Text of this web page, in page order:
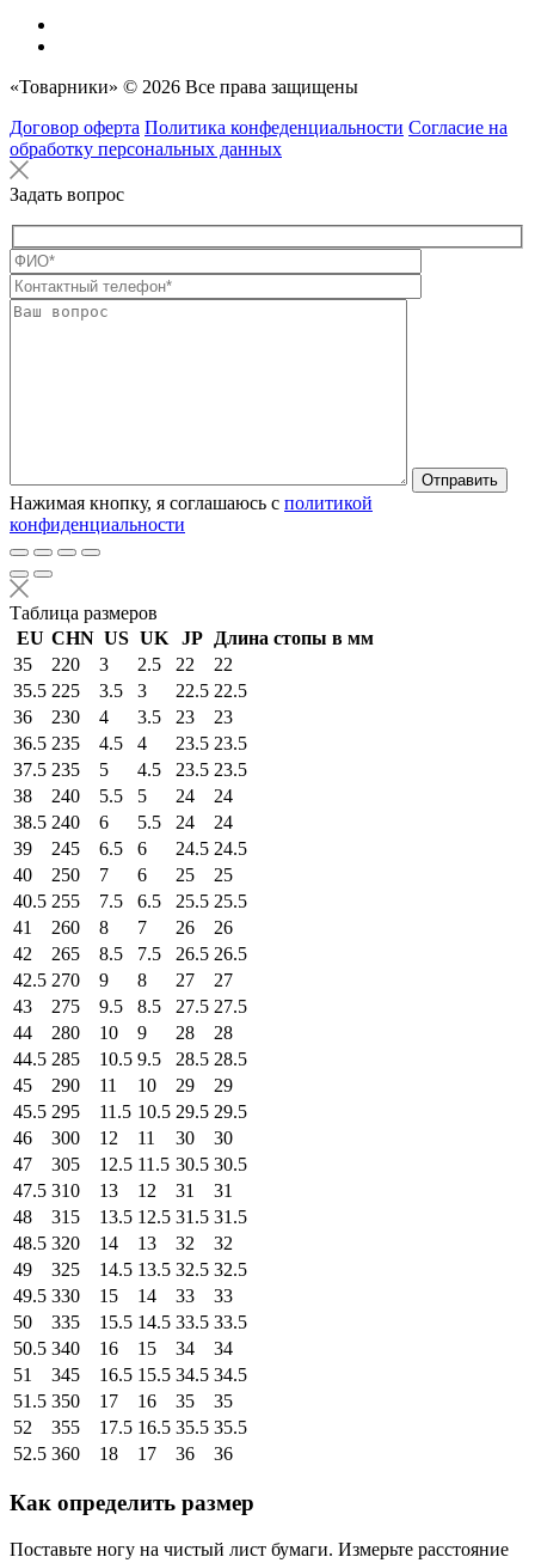
«Товарники» © 2026 Все права защищены
Договор оферта Политика конфеденциальности Согласие на
обработку персональных данных
Задать вопрос
Нажимая кнопку, я соглашаюсь с политикой
конфиденциальности
Таблица размеров
EU CHN US UK JP
Длина стопы в мм
35
220 3 2.5 22
22
35.5 225 3.5 3 22.5 22.5
36
230 4 3.5 23
23
36.5 235 4.5 4 23.5 23.5
37.5 235 5 4.5 23.5 23.5
38
240 5.5 5 24
24
38.5 240 6 5.5 24
24
39
245 6.5 6 24.5 24.5
40
250 7 6 25
25
40.5 255 7.5 6.5 25.5 25.5
41
260 8 7 26
26
42
265 8.5 7.5 26.5 26.5
42.5 270 9 8 27
27
43
275 9.5 8.5 27.5 27.5
44
280 10 9 28
28
44.5 285 10.5 9.5 28.5 28.5
45
290 11 10 29
29
45.5 295 11.5 10.5 29.5 29.5
46
300 12 11 30
30
47
305 12.5 11.5 30.5 30.5
47.5 310 13 12 31
31
48
315 13.5 12.5 31.5 31.5
48.5 320 14 13 32
32
49
325 14.5 13.5 32.5 32.5
49.5 330 15 14 33
33
50
335 15.5 14.5 33.5 33.5
50.5 340 16 15 34
34
51
345 16.5 15.5 34.5 34.5
51.5 350 17 16 35
35
52
355 17.5 16.5 35.5 35.5
52.5 360 18 17 36 36
Как определить размер
Поставьте ногу на чистый лист бумаги. Измерьте расстояние